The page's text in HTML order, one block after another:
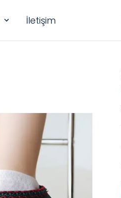
İletişim